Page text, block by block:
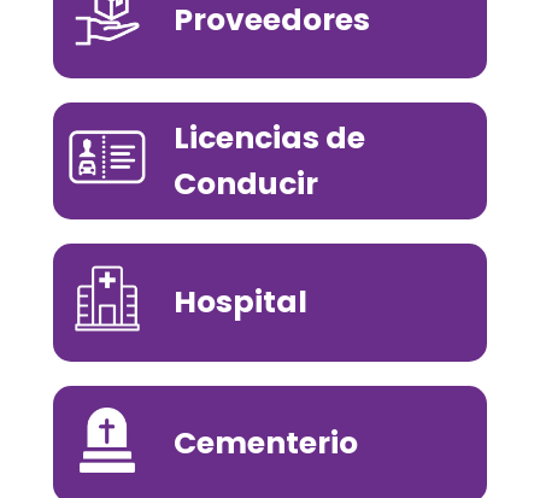
Proveedores
Licencias de
Conducir
Hospital
Cementerio